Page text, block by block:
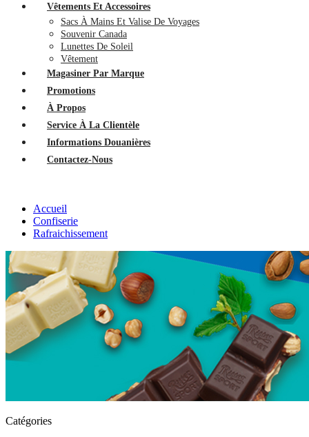
Vêtements Et Accessoires
Sacs À Mains Et Valise De Voyages
Souvenir Canada
Lunettes De Soleil
Vêtement
Magasiner Par Marque
Promotions
À Propos
Service À La Clientèle
Informations Douanières
Contactez-Nous
Accueil
Confiserie
Rafraichissement
Catégories